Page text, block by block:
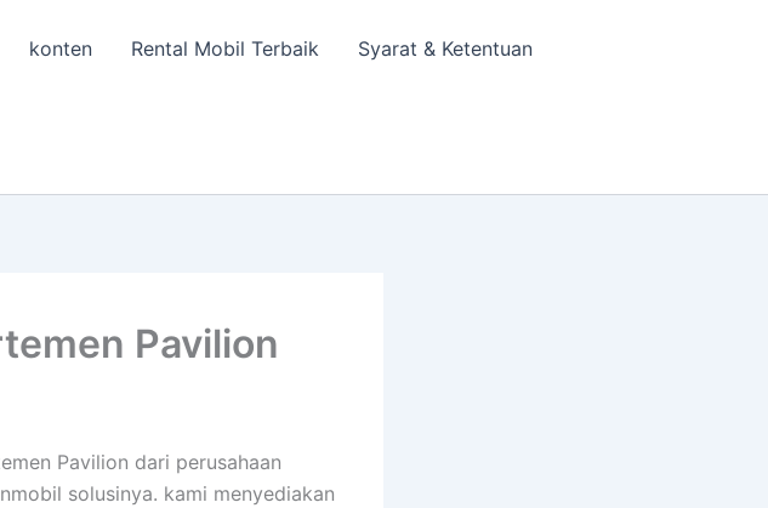
konten Rental Mobil Terbaik Syarat & Ketentuan
Pavilion
Pavilion dari perusahaan
solusinya. kami menyediakan